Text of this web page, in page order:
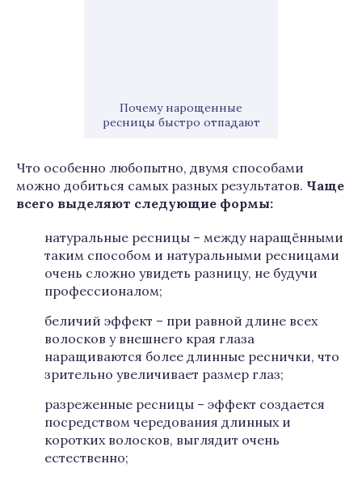
Почему нарощенные
ресницы быстро отпадают
Что особенно любопытно, двумя способами
можно добиться самых разных результатов. Чаще
всего выделяют следующие формы:
натуральные ресницы – между наращёнными
таким способом и натуральными ресницами
очень сложно увидеть разницу, не будучи
профессионалом;
беличий эффект – при равной длине всех
волосков у внешнего края глаза
наращиваются более длинные реснички, что
зрительно увеличивает размер глаз;
разреженные ресницы – эффект создается
посредством чередования длинных и
коротких волосков, выглядит очень
естественно;